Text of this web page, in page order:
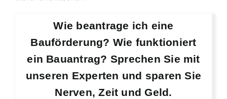
Wie beantrage ich eine
Bauförderung? Wie funktioniert
ein Bauantrag? Sprechen Sie mit
unseren Experten und sparen Sie
Nerven, Zeit und Geld.